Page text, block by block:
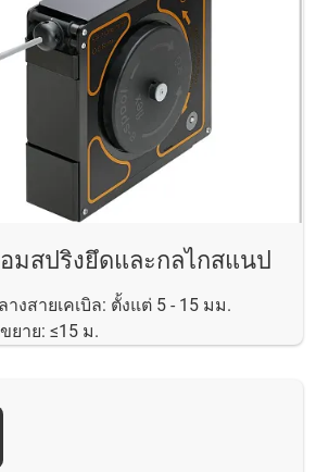
มสปริงยึดและกลไกสแนป
งสายเคเบิล: ตั้งแต่ 5 - 15 มม.
ยาย: ≤15 ม.